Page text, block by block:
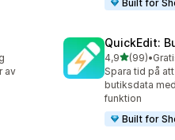
Built for
av
QuickEdit:
4,9av 5 stjärnor
(99)
99 •
Spara tid på
butiksdata
funktion
Built for